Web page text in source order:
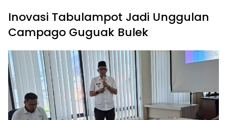
Inovasi Tabulampot Jadi Unggulan
Campago Guguak Bulek